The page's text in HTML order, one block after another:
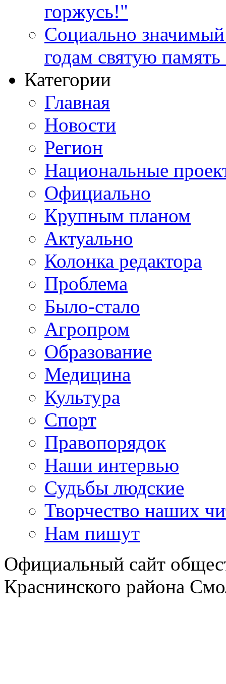
горжусь!"
Социально
годам святую
Категории
Главная
Новости
Регион
Национальные
Официально
Крупным планом
Актуально
Колонка редактора
Проблема
Было-стало
Агропром
Образование
Медицина
Культура
Спорт
Правопорядок
Наши интервью
Судьбы людские
Творчество наших
Нам пишут
Официальный сайт
Краснинского района